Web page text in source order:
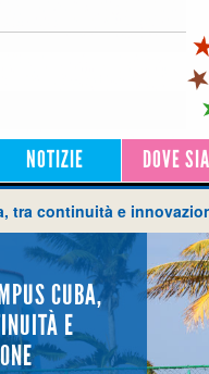
NOTIZIE DOVE
tra continuità e
CUBA,
E